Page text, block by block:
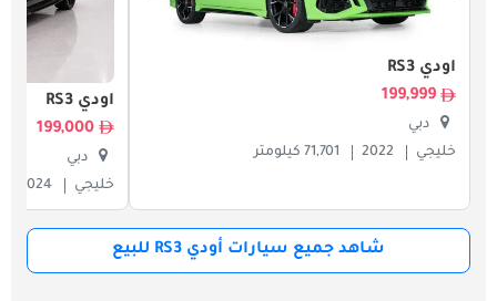
أودي RS3
199,999
دبي
خليجي
2022 71,701 كيلومتر
أودي RS3
199,000
دبي
خليجي
2024
شاهد جميع سيارات أودي RS3 للبيع